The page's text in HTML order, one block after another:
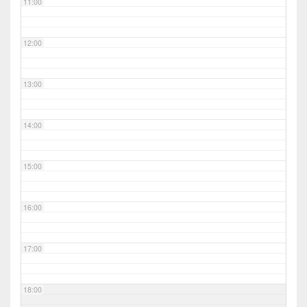
12:00
13:00
14:00
15:00
16:00
17:00
18:00